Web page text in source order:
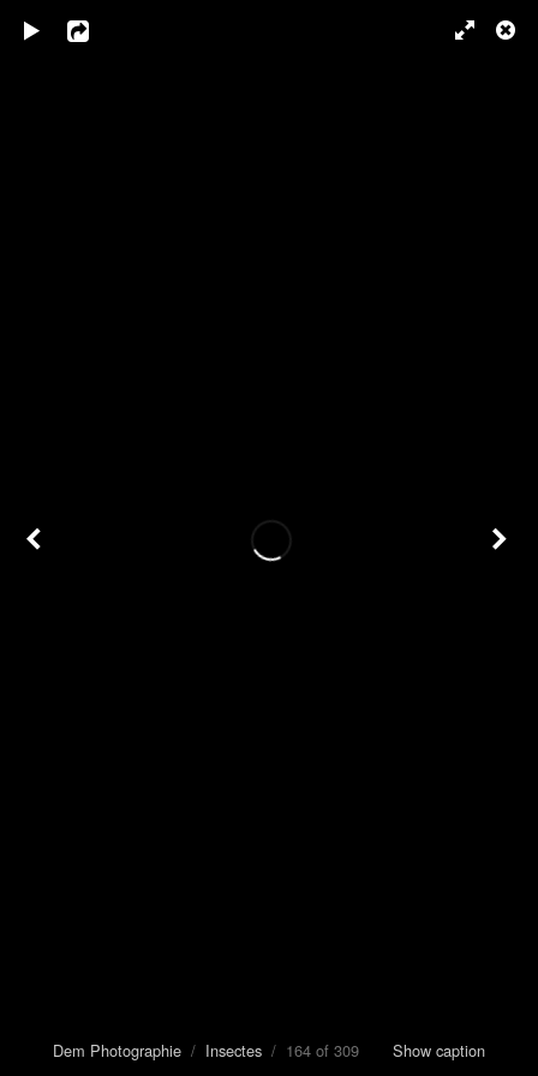
Dem Photographie / Insectes / 164 of 309 Show caption